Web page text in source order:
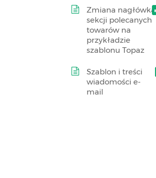
Zmiana nagłówka
sekcji polecanych
towarów na
przykładzie
szablonu Topaz
Szablon i treści
wiadomości e-
mail